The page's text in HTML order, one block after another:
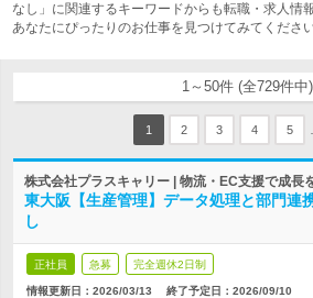
なし」に関連するキーワードからも転職・求人情
あなたにぴったりのお仕事を見つけてみてくださ
1～50件 (全729件中)
1 2 3 4 5
株式会社プラスキャリー | 物流・EC支援で成長
東大阪【生産管理】データ処理と部門連
し
正社員 急募 完全週休2日制
情報更新日：2026/03/13 終了予定日： 2026/09/10